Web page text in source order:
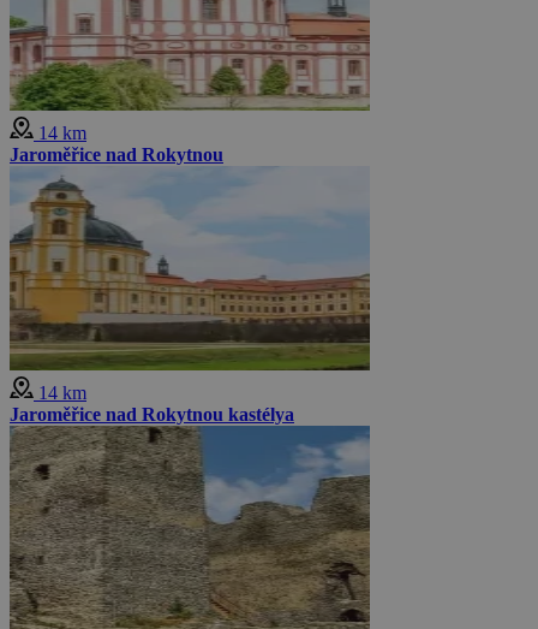
14 km
Jaroměřice nad Rokytnou
14 km
Jaroměřice nad Rokytnou kastélya